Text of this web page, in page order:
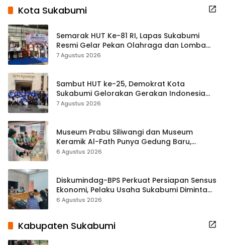
Kota Sukabumi
Semarak HUT Ke-81 RI, Lapas Sukabumi
Resmi Gelar Pekan Olahraga dan Lomba
Tradisional
7 Agustus 2026
Sambut HUT ke-25, Demokrat Kota
Sukabumi Gelorakan Gerakan Indonesia
ASRI Lewat Aksi Bersih Masjid Agung
7 Agustus 2026
Museum Prabu Siliwangi dan Museum
Keramik Al-Fath Punya Gedung Baru,
Hampir 500 Koleksi Dipisahkan
6 Agustus 2026
Diskumindag-BPS Perkuat Persiapan Sensus
Ekonomi, Pelaku Usaha Sukabumi Diminta
Terbuka Beri Data
6 Agustus 2026
Kabupaten Sukabumi